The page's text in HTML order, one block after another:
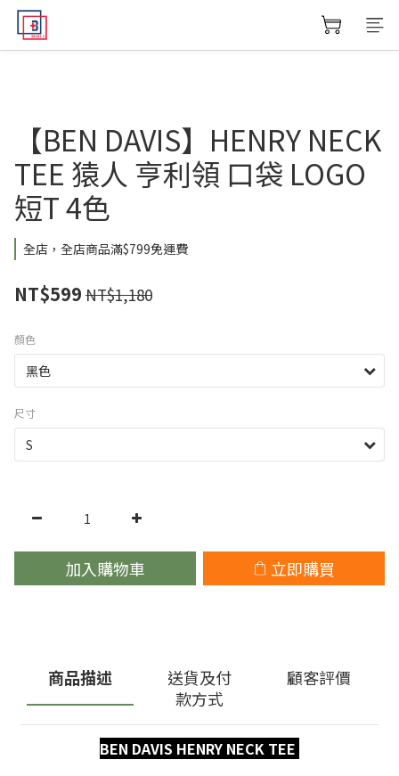
【BEN DAVIS】HENRY NECK
TEE 猿人 亨利領 口袋 LOGO
短T 4色
全店，全店商品滿$799免運費
NT$599 NT$1,180
顏色
尺寸
加入購物車 立即購買
商品描述
送貨及付
款方式
顧客評價
BEN DAVIS HENRY NECK TEE